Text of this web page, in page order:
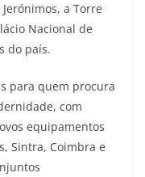
a Torre
Nacional de
do país.​
para quem procura
com
equipamentos
Sintra, Coimbra e